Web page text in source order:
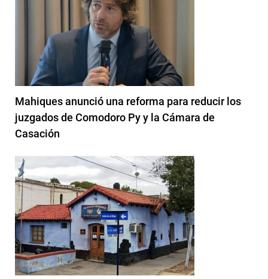
Mahiques anunció una reforma para reducir los
juzgados de Comodoro Py y la Cámara de
Casación